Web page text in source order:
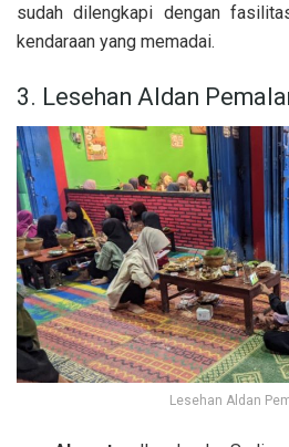
sudah dilengkapi dengan
kendaraan yang memadai.
3. Lesehan Aldan
Lesehan Aldan